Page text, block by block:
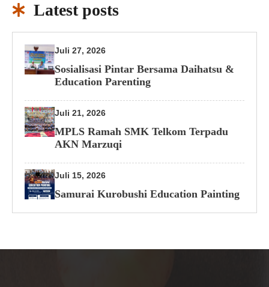
Latest posts
Juli 27, 2026
Sosialisasi Pintar Bersama Daihatsu &
Education Parenting
Juli 21, 2026
MPLS Ramah SMK Telkom Terpadu
AKN Marzuqi
Juli 15, 2026
Samurai Kurobushi Education Painting